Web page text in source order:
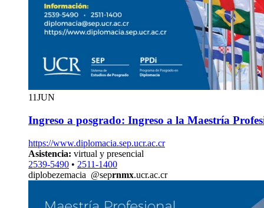
11JUN
Ingreso a posgrado: Ingreso a la Maestría
https://www.diplomacia.sep.ucr.ac.cr
Asistencia: virtual y presencial
2539-5490 • 2511-1400
diplobezemacia @seprnmx.ucr.ac.cr